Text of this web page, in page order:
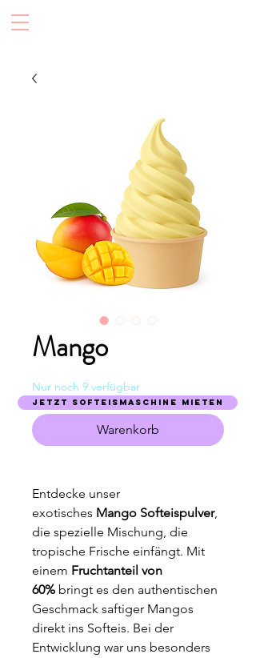
Mango
Nur noch 9 verfügbar
Warenkorb
Entdecke unser
exotisches Mango Softeispulver,
die spezielle Mischung, die
tropische Frische einfängt. Mit
einem Fruchtanteil von
60% bringt es den authentischen
Geschmack saftiger Mangos
direkt ins Softeis. Bei der
Entwicklung war uns besonders
Jetzt Softeismaschine mieten